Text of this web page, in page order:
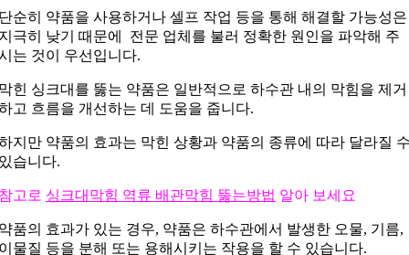
순히 약품을 사용하거나 셀프 작업 등을 통해 해결할 가능성은
극히 낮기 때문에 전문 업체를 불러 정확한 원인을 파악해 주
는 것이 우선입니다.
힌 싱크대를 뚫는 약품은 일반적으로 하수관 내의 막힘을 제거
고 흐름을 개선하는 데 도움을 줍니다.
지만 약품의 효과는 막힌 상황과 약품의 종류에 따라 달라질
습니다.
고로 싱크대막힘 역류 배관막힘 뚫는방법 알아 보세요
품의 효과가 있는 경우, 약품은 하수관에서 발생한 오물, 기름,
물질 등을 분해 또는 용해시키는 작용을 할 수 있습니다.